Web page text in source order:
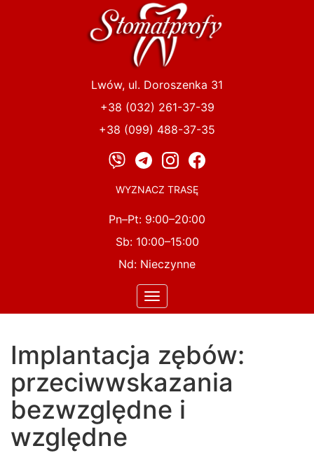
Lwów, ul. Doroszenka 31
+38 (032) 261-37-39
+38 (099) 488-37-35
WYZNACZ TRASĘ
Pn–Pt: 9:00–20:00
Sb: 10:00–15:00
Nd: Nieczynne
Toggle
navigation
Implantacja zębów:
przeciwwskazania
bezwzględne i
względne